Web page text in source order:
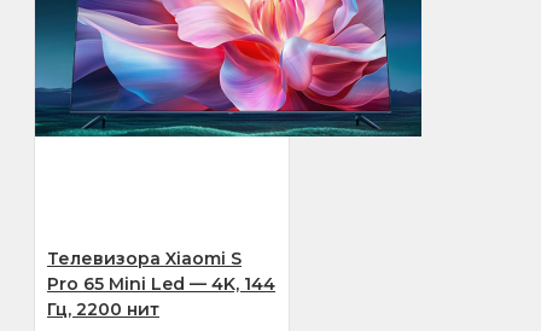
Телевизора Xiaomi S
Pro 65 Mini Led — 4K, 144
Гц, 2200 нит